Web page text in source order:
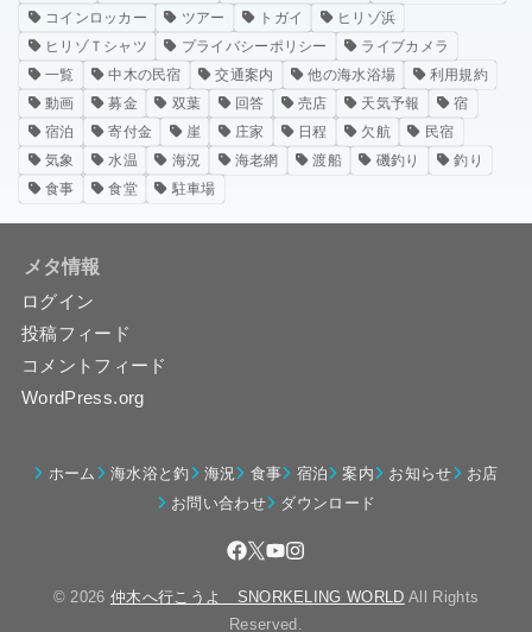
コインロッカー
ツアー トガイ
ヒリゾ浜
ヒリゾＴシャツ
プライバシーポリシー
ライブカメラ
一覧
中木の民宿 交通案内 他の海水浴場
利用規約
動画
募金 双葉 回答 売店 天気予報
宿
宿泊
寄付金 崖 庄家 日程 欠航
民宿
気象
水温 海況 海老網 渡船 磯釣り
釣り
食事
食堂 駐車場
メタ情報
ログイン
投稿フィード
コメントフィード
WordPress.org
ホーム 海水浴と釣 海況 食事 宿泊 案内 お知らせ
お店
お問い合わせ
ダウンロード
© 2026 仲木へ行こうよ SNORKELING WORLD All Rights
Reserved.